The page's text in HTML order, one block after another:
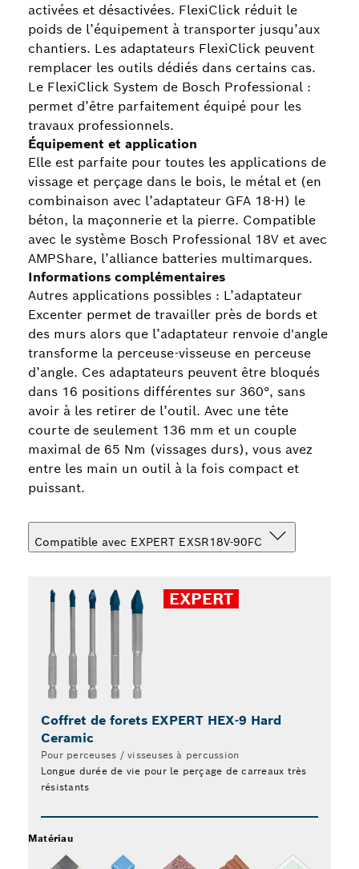
activées et désactivées. FlexiClick réduit le
poids de l’équipement à transporter jusqu’aux
chantiers. Les adaptateurs FlexiClick peuvent
remplacer les outils dédiés dans certains cas.
Le FlexiClick System de Bosch Professional :
permet d’être parfaitement équipé pour les
travaux professionnels.
Équipement et application
Elle est parfaite pour toutes les applications de
vissage et perçage dans le bois, le métal et (en
combinaison avec l’adaptateur GFA 18-H) le
béton, la maçonnerie et la pierre. Compatible
avec le système Bosch Professional 18V et avec
AMPShare, l’alliance batteries multimarques.
Informations complémentaires
Autres applications possibles : L’adaptateur
Excenter permet de travailler près de bords et
des murs alors que l’adaptateur renvoie d'angle
transforme la perceuse-visseuse en perceuse
d’angle. Ces adaptateurs peuvent être bloqués
dans 16 positions différentes sur 360°, sans
avoir à les retirer de l’outil. Avec une tête
courte de seulement 136 mm et un couple
maximal de 65 Nm (vissages durs), vous avez
entre les main un outil à la fois compact et
puissant.
Compatible avec EXPERT EXSR18V-90FC
EXPERT
Coffret de forets EXPERT HEX-9 Hard
Ceramic
Pour perceuses / visseuses à percussion
Longue durée de vie pour le perçage de carreaux très
résistants
Matériau